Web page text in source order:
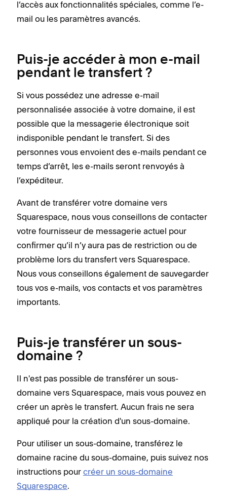
l’accès aux fonctionnalités spéciales, comme l’e-
mail ou les paramètres avancés.
Puis-je accéder à mon e-mail
pendant le transfert ?
Si vous possédez une adresse e-mail
personnalisée associée à votre domaine, il est
possible que la messagerie électronique soit
indisponible pendant le transfert. Si des
personnes vous envoient des e-mails pendant ce
temps d’arrêt, les e-mails seront renvoyés à
l’expéditeur.
Avant de transférer votre domaine vers
Squarespace, nous vous conseillons de contacter
votre fournisseur de messagerie actuel pour
confirmer qu’il n’y aura pas de restriction ou de
problème lors du transfert vers Squarespace.
Nous vous conseillons également de sauvegarder
tous vos e-mails, vos contacts et vos paramètres
importants.
Puis-je transférer un sous-
domaine ?
Il n'est pas possible de transférer un sous-
domaine vers Squarespace, mais vous pouvez en
créer un après le transfert. Aucun frais ne sera
appliqué pour la création d'un sous-domaine.
Pour utiliser un sous-domaine, transférez le
domaine racine du sous-domaine, puis suivez nos
instructions pour créer un sous-domaine
Squarespace.